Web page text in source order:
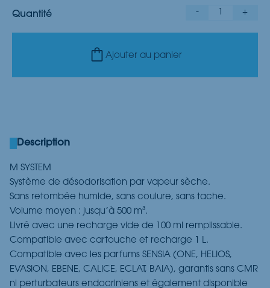
Quantité - +
Ajouter au panier
Description
M SYSTEM
Système de désodorisation par vapeur sèche.
Sans retombée humide, sans coulure, sans tache.
Volume moyen : jusqu’à 500 m³.
Livré avec une recharge vide de 100 ml remplissable.
Compatible avec cartouche et recharge 1 L.
Compatible avec les parfums SENSIA (ONE, HELIOS,
EVASION, EBENE, CALICE, ECLAT, BAIA), garantis sans CMR
ni perturbateurs endocriniens et également disponible